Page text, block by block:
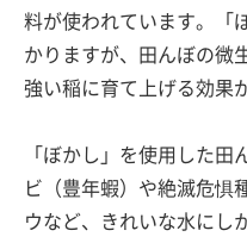
料が使われています。「
かりますが、田んぼの微
強い稲に育て上げる効果
「ぼかし」を使用した田
ビ（豊年蝦）や絶滅危
ウなど、きれいな水にし